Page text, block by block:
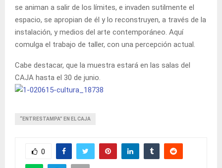
se animan a salir de los límites, e invaden sutilmente el
espacio, se apropian de él y lo reconstruyen, a través de la
instalación, y medios del arte contemporáneo. Aquí
comulga el trabajo de taller, con una percepción actual.
Cabe destacar, que la muestra estará en las salas del
CAJA hasta el 30 de junio.
“ENTRESTAMPA” EN EL CAJA
0